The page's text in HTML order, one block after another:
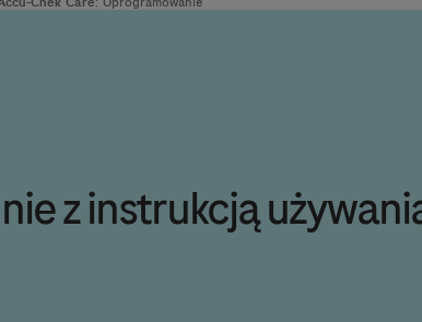
zarządzaniu cukrzycą przez
produkty są wyrobami
na temat produktów znajdują
z instrukcją